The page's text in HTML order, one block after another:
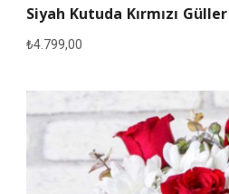
Siyah Kutuda Kırmızı Güller
₺4.799,00